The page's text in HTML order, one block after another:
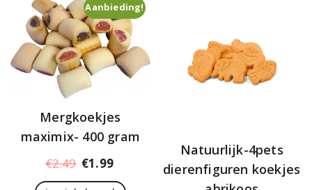
Aanbieding!
Mergkoekjes
maximix- 400 gram
€2.49 Oorspronkelijke
prijs
€1.99
prijs
Natuurlijk-4pets
dierenfiguren koekjes